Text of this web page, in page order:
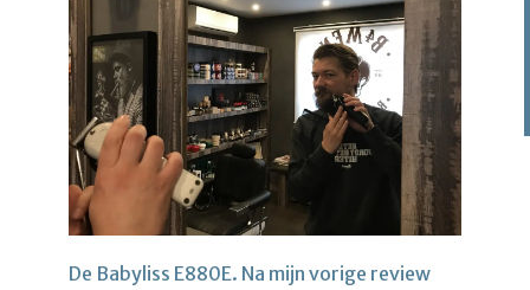
De Babyliss E880E. Na mijn vorige review